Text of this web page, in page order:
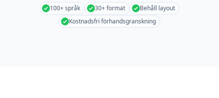
100+ språk 30+ format
Behåll layout
Kostnadsfri förhandsgranskning